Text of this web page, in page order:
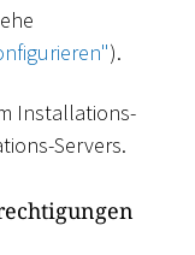
).
Installations-
Servers.